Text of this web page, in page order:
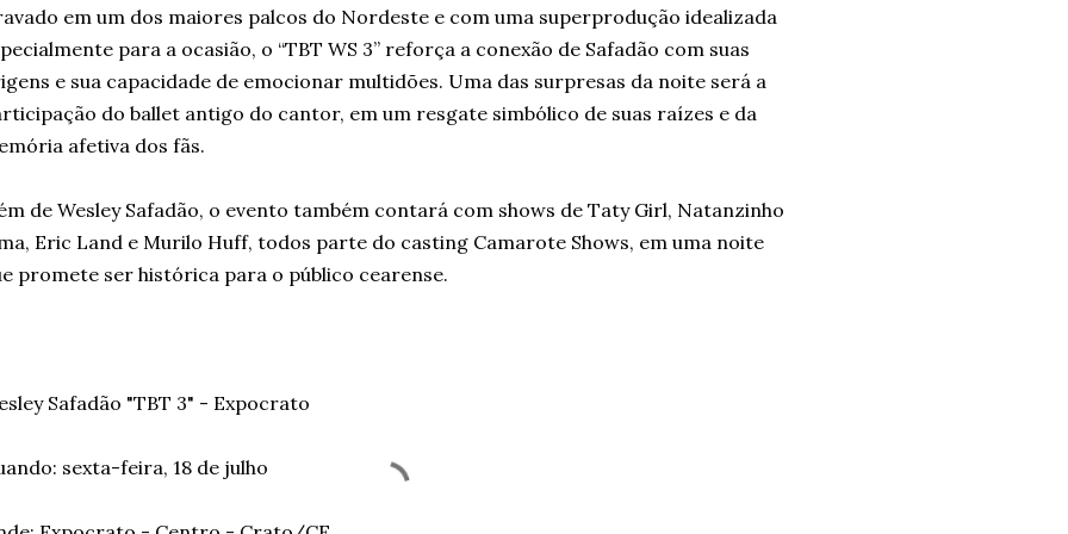
em um dos maiores palcos do Nordeste e com uma superprodução idealizada
para a ocasião, o “TBT WS 3” reforça a conexão de Safadão com suas
e sua capacidade de emocionar multidões. Uma das surpresas da noite será a
do ballet antigo do cantor, em um resgate simbólico de suas raízes e da
afetiva dos fãs.
de Wesley Safadão, o evento também contará com shows de Taty Girl, Natanzinho
Eric Land e Murilo Huff, todos parte do casting Camarote Shows, em uma noite
promete ser histórica para o público cearense.
Safadão "TBT 3" - Expocrato
sexta-feira, 18 de julho